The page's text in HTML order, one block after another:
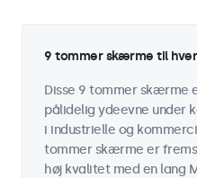
9 tommer skærme til
Disse 9 tommer skærme
pålidelig ydeevne under
i industrielle og
tommer skærme er
høj kvalitet med en lang